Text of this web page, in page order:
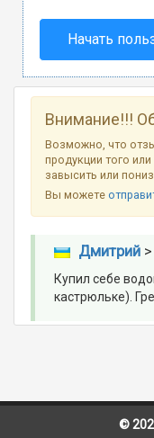
Начать
Внимание!!!
Возможно, что
продукции того
завысить или
Вы можете
Дмитрий>
Купил себе
кастрюльке).
©